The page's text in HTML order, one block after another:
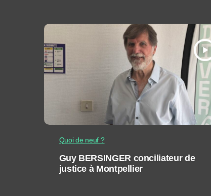
play_arrow
Quoi de neuf ?
Guy BERSINGER conciliateur de
justice à Montpellier